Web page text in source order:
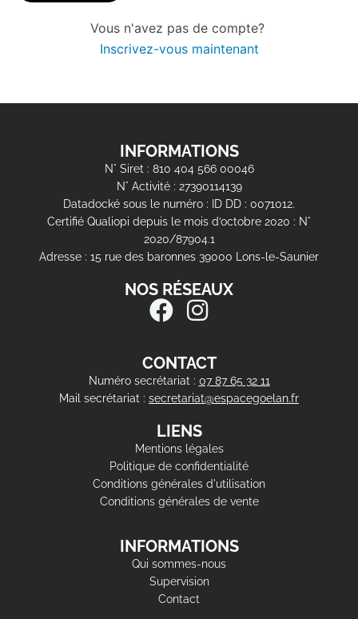
Vous n'avez pas de compte?
Inscrivez-vous maintenant
INFORMATIONS
N° Siret : 810 404 566 00046
N° Activité : 27390114139
Datadocké sous le numéro : ID DD : 0071012.
Certifié Qualiopi depuis le mois d’octobre 2020 : N°
2020/87904.1
Adresse : 15 rue des baronnes 39000 Lons-le-Saunier
NOS RÉSEAUX
CONTACT
Numéro secrétariat : 07 87 65 32 11
Mail secrétariat : secretariat@espacegoelan.fr
LIENS
Mentions légales
Politique de confidentialité
Conditions générales d'utilisation
Conditions générales de vente
INFORMATIONS
Qui sommes-nous
Supervision
Contact